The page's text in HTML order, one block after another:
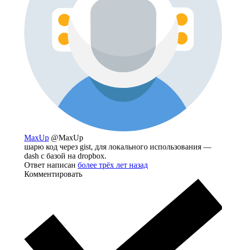
MaxUp @MaxUp
шарю код через gist, для локального использования —
dash с базой на dropbox.
Ответ написан более трёх лет назад
Комментировать